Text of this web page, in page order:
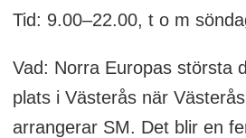
Tid: 9.00–22.00, t o m
Vad: Norra Europas största
plats i Västerås när
arrangerar SM. Det blir en